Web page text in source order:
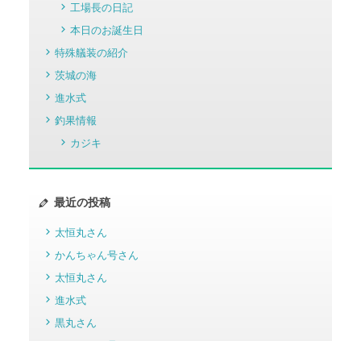
工場長の日記
本日のお誕生日
特殊艤装の紹介
茨城の海
進水式
釣果情報
カジキ
最近の投稿
太恒丸さん
かんちゃん号さん
太恒丸さん
進水式
黒丸さん